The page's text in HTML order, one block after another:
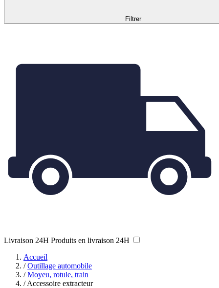
Filtrer
Livraison 24H Produits en livraison 24H
Accueil
/ Outillage automobile
/ Moyeu, rotule, train
/ Accessoire extracteur